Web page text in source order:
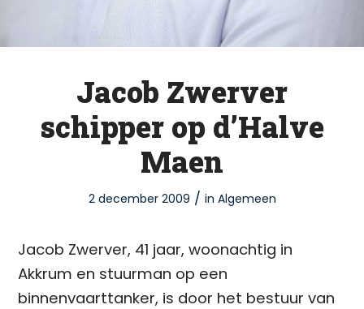
Jacob Zwerver
schipper op d’Halve
Maen
2 december 2009 / in Algemeen
Jacob Zwerver, 41 jaar, woonachtig in
Akkrum en stuurman op een
binnenvaarttanker, is door het bestuur van